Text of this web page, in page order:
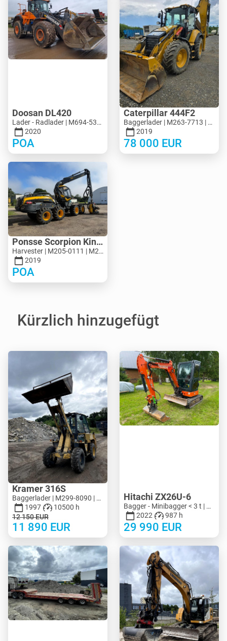
Doosan DL420
Lader - Radlader | M694-5313 | MK694-5313
2020
POA
Caterpillar 444F2
Baggerlader | M263-7713 | MK263-7713
2019
78 000 EUR
Ponsse Scorpion King
Harvester | M205-0111 | M205-0111
2019
POA
Kürzlich hinzugefügt
Kramer 316S
Baggerlader | M299-8090 | KV299-8090
1997
10500 h
12 150EUR
11 890 EUR
Hitachi ZX26U-6
Bagger - Minibagger < 3 t | M183-4018 | KV183-4018
2022
987 h
29 990 EUR